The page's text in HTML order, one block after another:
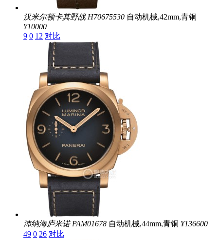
汉米尔顿卡其野战 H70675530 自动机械,42mm,青铜
¥10000
9 0 12 对比
沛纳海庐米诺 PAM01678 自动机械,44mm,青铜 ¥136600
49 0 26 对比